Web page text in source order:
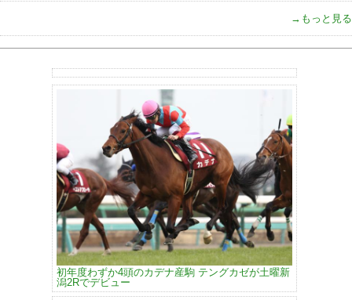
→もっと見る
初年度わずか4頭のカデナ産駒 テングカゼが土曜新
潟2Rでデビュー